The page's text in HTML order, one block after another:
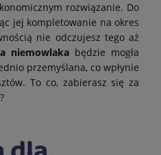
rozwiązanie. Do
jej kompletowanie na okres
nie odczujesz tego aż
niemowlakabędzie mogła
przemyślana, co wpłynie
To co, zabierasz się za